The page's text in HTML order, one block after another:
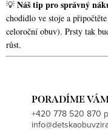
💡 Náš tip pro správný
chodidlo ve stoje a
celoroční obuv). Prsty tak
růst.
PORADÍME
+420 778 520 870